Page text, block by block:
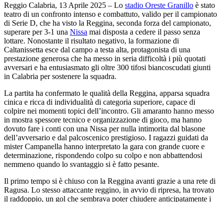
Reggio Calabria, 13 Aprile 2025 – Lo stadio Oreste Granillo è stato
teatro di un confronto intenso e combattuto, valido per il campionato
di Serie D, che ha visto la Reggina, seconda forza del campionato,
superare per 3-1 una Nissa mai disposta a cedere il passo senza
lottare. Nonostante il risultato negativo, la formazione di
Caltanissetta esce dal campo a testa alta, protagonista di una
prestazione generosa che ha messo in seria difficoltà i più quotati
avversari e ha entusiasmato gli oltre 300 tifosi biancoscudati giunti
in Calabria per sostenere la squadra.
La partita ha confermato le qualità della Reggina, apparsa squadra
cinica e ricca di individualità di categoria superiore, capace di
colpire nei momenti topici dell’incontro. Gli amaranto hanno messo
in mostra spessore tecnico e organizzazione di gioco, ma hanno
dovuto fare i conti con una Nissa per nulla intimorita dal blasone
dell’avversario e dal palcoscenico prestigioso. I ragazzi guidati da
mister Campanella hanno interpretato la gara con grande cuore e
determinazione, rispondendo colpo su colpo e non abbattendosi
nemmeno quando lo svantaggio si è fatto pesante.
Il primo tempo si è chiuso con la Reggina avanti grazie a una rete di
Ragusa. Lo stesso attaccante reggino, in avvio di ripresa, ha trovato
il raddoppio, un gol che sembrava poter chiudere anticipatamente i